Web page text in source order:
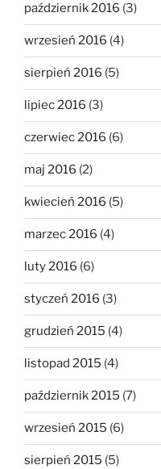
październik 2016 (3)
wrzesień 2016 (4)
sierpień 2016 (5)
lipiec 2016 (3)
czerwiec 2016 (6)
maj 2016 (2)
kwiecień 2016 (5)
marzec 2016 (4)
luty 2016 (6)
styczeń 2016 (3)
grudzień 2015 (4)
listopad 2015 (4)
październik 2015 (7)
wrzesień 2015 (6)
sierpień 2015 (5)